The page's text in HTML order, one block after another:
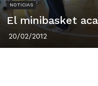
NOTICIAS
El minibasket
20/02/2012